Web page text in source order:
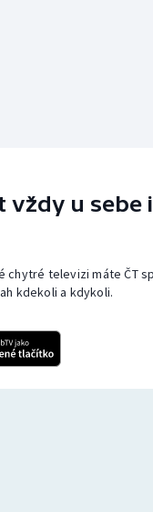
u sebe
chytré televizi máte ČT
kdekoli a kdykoli.